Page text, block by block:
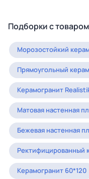
Подборки с товаром
Морозостойкий
Прямоугольный
Керамогранит
Матовая настенная
Бежевая настенная
Ректифицированный
Керамогранит 60*120